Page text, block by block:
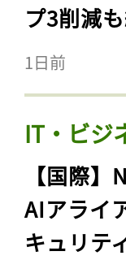
プ3削減
1日前
IT・ビジ
【国際
AIアライ
キュリテ